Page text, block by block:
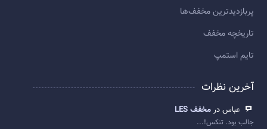
پربازديدترين مخفف‌ها
تاريخچه مخفف
تایم استمپ
آخرین نظرات
عباس در مخفف LES
جالب بود. تنکس!...